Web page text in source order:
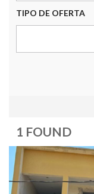
TIPO DE OFERTA
1 FOUND